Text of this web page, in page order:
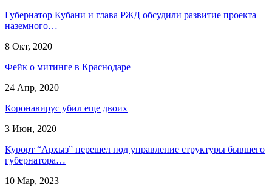
Губернатор Кубани и глава РЖД обсудили развитие проекта
наземного…
8 Окт, 2020
Фейк о митинге в Краснодаре
24 Апр, 2020
Коронавирус убил еще двоих
3 Июн, 2020
​Курорт “Архыз” перешел под управление структуры бывшего
губернатора…
10 Мар, 2023